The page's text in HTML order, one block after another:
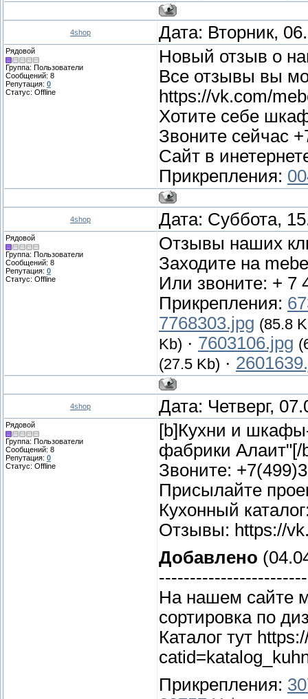
4shop Дата: Вторник,
Рядовой
Группа: Пользователи
Сообщений: 8
Репутация: 0
Статус: Offline
Новый отзыв о
Все отзывы вы
https://vk.com/
Хотите себе
Звоните сейчас
Сайт в
Прикрепления:
4shop Дата: Суббота,
Рядовой
Группа: Пользователи
Сообщений: 8
Репутация: 0
Статус: Offline
Отзывы наших
Заходите на
Или звоните: + 7
Прикрепления:
7768303.jpg (85.8
Kb) · 7603106.jpg
(27.5 Kb) ·
4shop Дата: Четверг,
Рядовой
Группа: Пользователи
Сообщений: 8
Репутация: 0
Статус: Offline
[b]Кухни и
фабрики Алаит"[/
Звоните:
Присылайте
Кухонный
Отзывы: https://
Добавлено
На нашем сайте
сортировка по
Каталог тут
Прикрепления: